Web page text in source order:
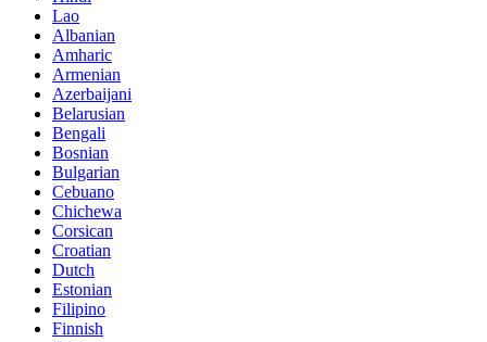
Lao
Albanian
Amharic
Armenian
Azerbaijani
Belarusian
Bengali
Bosnian
Bulgarian
Cebuano
Chichewa
Corsican
Croatian
Dutch
Estonian
Filipino
Finnish